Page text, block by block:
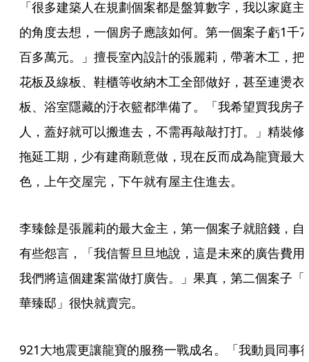
「很多建築人在規劃個案都是盤算數字，我以家庭主
的角度去想，一個房子應該如何。第一個案子虧1千7
百多萬元。」擅長室內設計的張麗莉，帶著木工，把
花板及線板、鞋櫃等收納木工全部做好，甚至連燙衣
板、浴室隱藏的汙衣籃都準備了。「我希望買我房子
人，蓋好就可以搬進去，不需再敲敲打打。」精裝修
拖延工期，少有建商願意做，現在反而成為龍寶最大
色，上午交屋完，下午就有屋主住進去。
李臻餘是張麗莉的最大金主，第一個案子就賠錢，自
有些怨言，「我信誓旦旦地說，這是未來的廣告費用
我們將這個建案當做打廣告。」果真，第二個案子「
華臻邸」很快就賣完。
921大地震更讓龍寶的服務一戰成名。「我動員同事